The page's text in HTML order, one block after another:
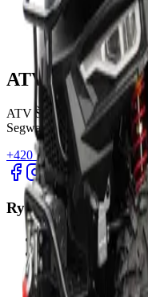
ATV ŠPIČKA
ATV ŠPIČKA - Váš
Segway, Linhai a TGB.
+420 774 446 116
Rychlé odkazy
Produkty
Konfigurátor
Videa
O nás